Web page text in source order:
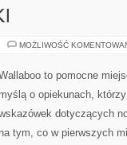
MOŻLIWOŚĆ
to pomocne
myślą o opiekunach,
dotyczących
na tym, co w pierwszych